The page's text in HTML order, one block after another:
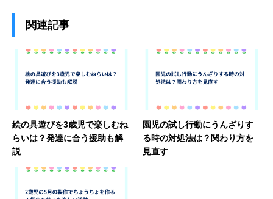
関連記事
絵の具遊びを3歳児で楽しむね
らいは？発達に合う援助も解
説
園児の試し行動にうんざりす
る時の対処法は？関わり方を
見直す